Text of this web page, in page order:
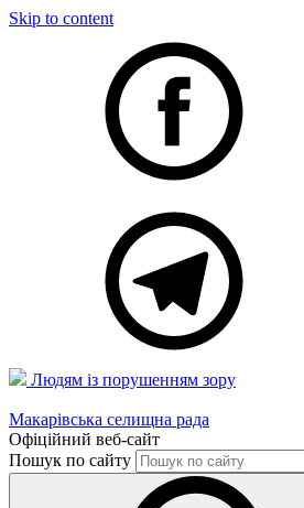
Skip to content
Людям із порушенням зору
Макарівська селищна рада
Офіційний веб-сайт
Пошук по сайту